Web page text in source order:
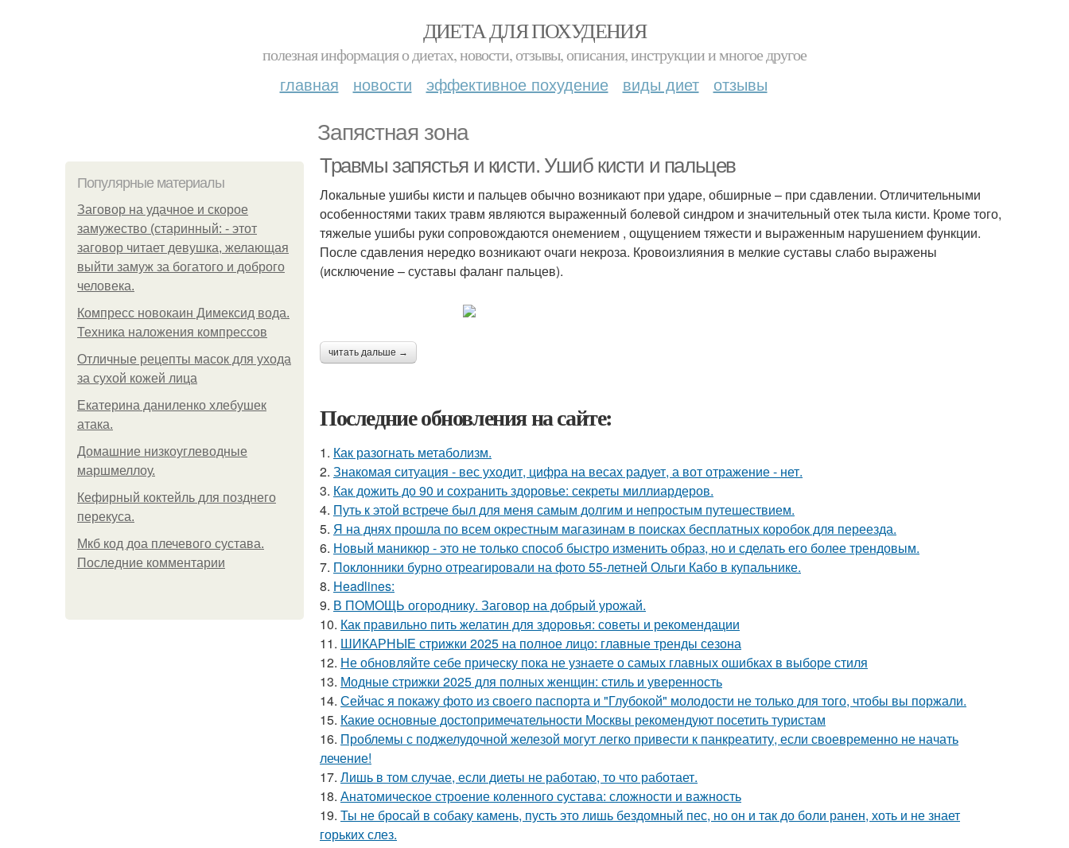
ДИЕТА ДЛЯ ПОХУДЕНИЯ
полезная информация о диетах, новости, отзывы, описания, инструкции и многое другое
главная новости эффективное похудение виды диет отзывы
Запястная зона
Популярные материалы
Заговор на удачное и скорое
замужество (старинный: - этот
заговор читает девушка, желающая
выйти замуж за богатого и доброго
человека.
Компресс новокаин Димексид вода.
Техника наложения компрессов
Отличные рецепты масок для ухода
за сухой кожей лица
Екатерина даниленко хлебушек
атака.
Домашние низкоуглеводные
маршмеллоу.
Кефирный коктейль для позднего
перекуса.
Мкб код доа плечевого сустава.
Последние комментарии
Травмы запястья и кисти. Ушиб кисти и пальцев
Локальные ушибы кисти и пальцев обычно возникают при ударе, обширные – при сдавлении. Отличительными
особенностями таких травм являются выраженный болевой синдром и значительный отек тыла кисти. Кроме того,
тяжелые ушибы руки сопровождаются онемением , ощущением тяжести и выраженным нарушением функции.
После сдавления нередко возникают очаги некроза. Кровоизлияния в мелкие суставы слабо выражены
(исключение – суставы фаланг пальцев).
читать дальше →
Последние обновления на сайте:
1. Как разогнать метаболизм.
2. Знакомая ситуация - вес уходит, цифра на весах радует, а вот отражение - нет.
3. Как дожить до 90 и сохранить здоровье: секреты миллиардеров.
4. Путь к этой встрече был для меня самым долгим и непростым путешествием.
5. Я на днях прошла по всем окрестным магазинам в поисках бесплатных коробок для переезда.
6. Новый маникюр - это не только способ быстро изменить образ, но и сделать его более трендовым.
7. Поклонники бурно отреагировали на фото 55-летней Ольги Кабо в купальнике.
8. Headlines:
9. В ПОМОЩЬ огороднику. Заговор на добрый урожай.
10. Как правильно пить желатин для здоровья: советы и рекомендации
11. ШИКАРНЫЕ стрижки 2025 на полное лицо: главные тренды сезона
12. Не обновляйте себе прическу пока не узнаете о самых главных ошибках в выборе стиля
13. Модные стрижки 2025 для полных женщин: стиль и уверенность
14. Сейчас я покажу фото из своего паспорта и "Глубокой" молодости не только для того, чтобы вы поржали.
15. Какие основные достопримечательности Москвы рекомендуют посетить туристам
16. Проблемы с поджелудочной железой могут легко привести к панкреатиту, если своевременно не начать
лечение!
17. Лишь в том случае, если диеты не работаю, то что работает.
18. Анатомическое строение коленного сустава: сложности и важность
19. Ты не бросай в собаку камень, пусть это лишь бездомный пес, но он и так до боли ранен, хоть и не знает
горьких слез.